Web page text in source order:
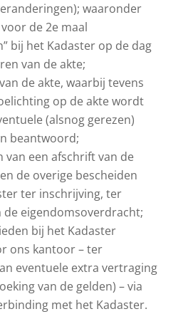
waaronder
de 2e maal
bij het Kadaster op de dag
van de akte;
de akte, waarbij tevens
op de akte wordt
(alsnog gerezen)
beantwoord;
van een afschrift van de
de overige bescheiden
ter inschrijving, ter
eigendomsoverdracht;
bij het Kadaster
ons kantoor – ter
eventuele extra vertraging
van de gelden) – via
met het Kadaster.